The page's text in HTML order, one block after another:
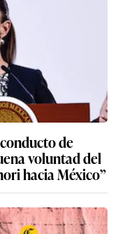
de
voluntad del
hacia México”